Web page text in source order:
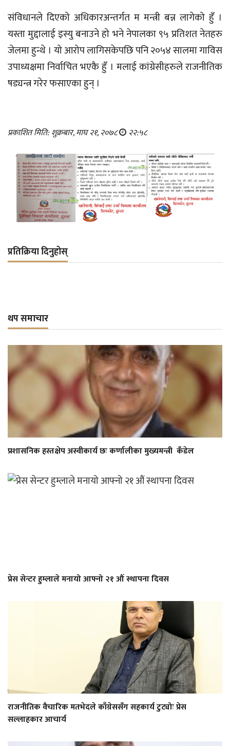
संविधानले दिएको अधिकारअन्तर्गत म मन्त्री बन्न लागेको हुँ ।
यस्ता मुद्दालाई इस्यु बनाउने हो भने नेपालका ९५ प्रतिशत नेतहरु
जेलमा हुन्थे । यो आरोप लागिसकेपछि पनि २०५४ सालमा गाविस
उपाध्यक्षमा निर्वाचित भएकै हुँ । मलाई कांग्रेसीहरुले राजनीतिक
षड्यन्त्र गरेर फसाएका हुन् ।
प्रकाशित मिति: शुक्रबार, माघ २१, २०७८ २२:५८
प्रतिक्रिया दिनुहोस्
थप समाचार
प्रशासनिक हस्तक्षेप अस्वीकार्य छः कर्णालीका मुख्यमन्त्री कँडेल
प्रेस सेन्टर हुम्लाले मनायो आफ्नो २१ औं स्थापना दिवस
राजनीतिक वैचारिक मतभेदले काँग्रेससँग सहकार्य टुट्योः प्रेस
सल्लाहकार आचार्य